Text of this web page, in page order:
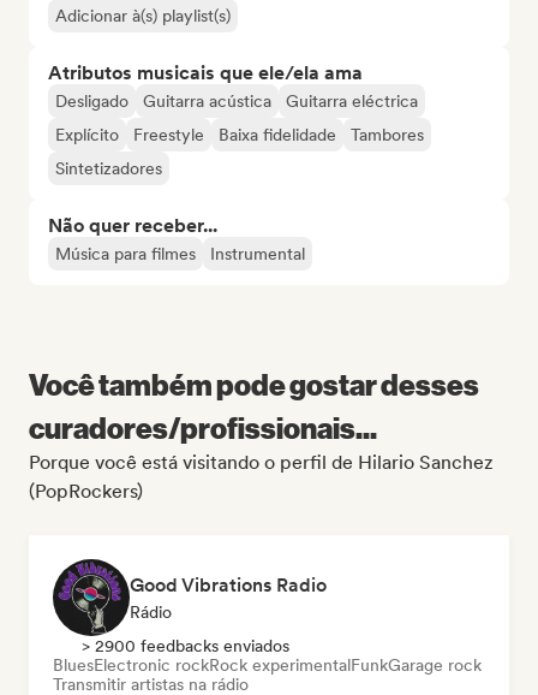
Adicionar à(s) playlist(s)
Atributos musicais que ele/ela ama
Desligado Guitarra acústica
Guitarra eléctrica
Explícito
Freestyle Baixa fidelidade
Tambores
Sintetizadores
Não quer receber...
Música para filmes Instrumental
Você também pode gostar desses
curadores/profissionais...
Porque você está visitando o perfil de Hilario Sanchez
(PopRockers)
Good Vibrations Radio
Rádio
> 2900 feedbacks enviados
BluesElectronic rockRock experimentalFunkGarage rock
Transmitir artistas na rádio